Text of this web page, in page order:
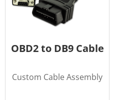
OBD2 to DB9 Cable
Custom Cable Assembly